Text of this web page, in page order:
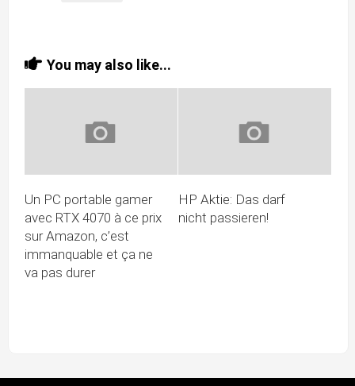
You may also like...
Un PC portable gamer
avec RTX 4070 à ce prix
sur Amazon, c’est
immanquable et ça ne
va pas durer
HP Aktie: Das darf
nicht passieren!